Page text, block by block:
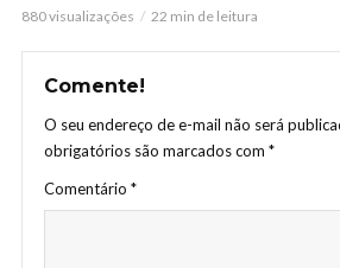
880 visualizações 22 min de leitura
Comente!
O seu endereço de e-mail não será
obrigatórios são marcados com *
Comentário *